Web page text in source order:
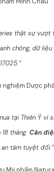
thật sự
chóng, dữ
nghiệm Dược
tại Thiên Ý vì
tháng. Cân
tâm tuyệt đối.”